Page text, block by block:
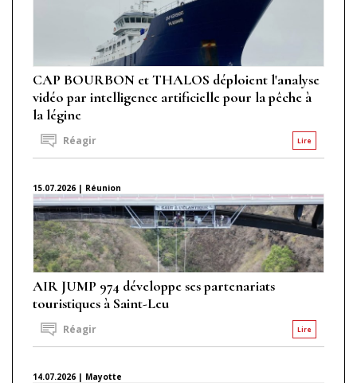
CAP BOURBON et THALOS déploient l'analyse
vidéo par intelligence artificielle pour la pêche à
la légine
Lire
Réagir
15.07.2026 | Réunion
AIR JUMP 974 développe ses partenariats
touristiques à Saint-Leu
Lire
Réagir
14.07.2026 | Mayotte